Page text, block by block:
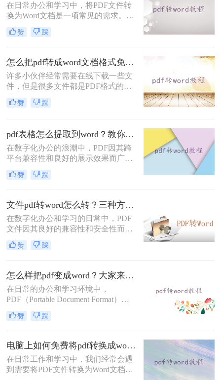
呢？本文将介绍三种免费的方法，帮
助您将PDF文件转换为Word格式。
在日常办公和学习中，将PDF文件转
换为Word文档是一项常见的需求。
PDF文件因其良好的跨平台兼容性和
不易被篡改的特性而广受欢迎，但在
档则显得更为灵活和方便。那么PDF
怎么转Word呢？下面将详细介绍几种
将PDF转Word的方法，以帮助您更高
效地完成工作。
赞 踩
怎么把pdf转成word文档格式免费？这3种方法轻松转换！
许多小伙伴经常需要在线下载一些文
件，但是很多文件都是PDF格式的，
PDF格式的文件是无法拷贝编辑的，
非常不便！大家都知道，我们要修改
下面小编就教大家怎样将怎么把pdf转
成word文档格式免费的操作方法，一
起来学习pdf转word吧！
赞 踩
pdf表格怎么提取到word？教你4招轻松转换！
在数字化办公的浪潮中，PDF因其跨
平台兼容性和良好的展示效果而广泛
应用于文件传输和存档。然而，当需
要从PDF中提取表格数据并编辑时，
选。那么pdf表格怎么提取到word呢？
本文将详细介绍几种将PDF表格提取
到Word的方法，帮助您轻松应对这一
常见需求。
赞 踩
文件pdf转word怎么转？三种方法你值得掌握！
在数字化办公和学习的日常中，PDF
文件因其良好的兼容性和安全性而广
受欢迎。然而，当需要编辑或修改
PDF中的文本和表格时，Word文档因
将PDF文件转换为Word文档成为了一
个常见的需求。那么文件pdf转word怎
么转呢？本文将详细介绍几种PDF转
Word的高效转换方法，帮助您轻松应
对这一挑战。
赞 踩
怎么样把pdf变成word？大家来试试这四种方法！
在日常的办公和学习环境中，
PDF（Portable Document Format）因
其跨平台兼容性和保持文档原貌的特
性而广受欢迎。然而，当我们需要对
换为Word文档便成为了一个常见的需
求。那么怎么样把pdf变成word呢？本
文将探讨几种将PDF转换成Word文档
的方法，帮助您轻松应对这一任务。
赞 踩
电脑上如何免费将pdf转换成word？这三种方法你可以试试！
在日常工作和学习中，我们经常会遇
到需要将PDF文件转换为Word文档的